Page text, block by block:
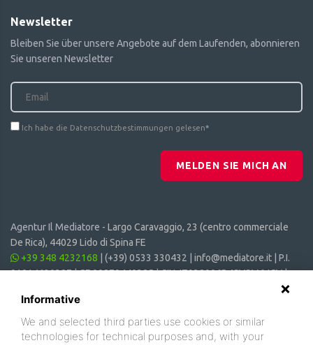
Newsletter
Bleiben Sie über unsere Angebote auf dem Laufenden, abonnieren
Sie unseren Newsletter
Ich habe die Datenschutzbestimmungen gelesen*
MELDEN SIE MICH AN
Agentur Il Mediatore - Largo Caravaggio, 23 (centro commerciale
De Rica), 44029 Lido di Spina FE
+39 348 4232168
(+39) 0533 330432 info@mediatore.it | P.I.
01014620387 | CF 00870440385 | CIN: IT038006B4SVSM6JCV |
Informative
We and selected third parties use cookies or similar
technologies for technical purposes and, with your